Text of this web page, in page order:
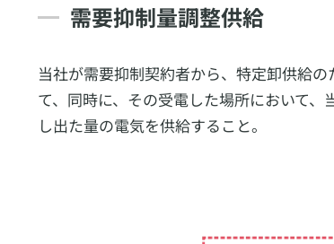
需要抑制量調整供給
当社が需要抑制契約者から、特定卸供給
て、同時に、その受電した場所において
し出た量の電気を供給すること。